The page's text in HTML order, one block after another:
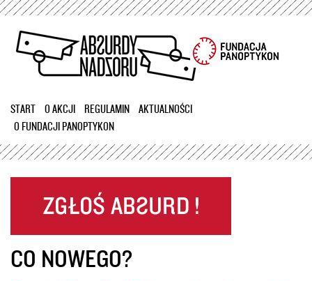
Przejdź
treści
START O AKCJI REGULAMIN
AKTUALNOŚCI
O FUNDACJI PANOPTYKON
CO NOWEGO?